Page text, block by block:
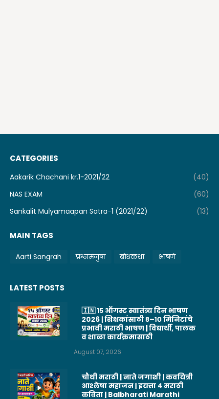
CATEGORIES
Aakarik Chachani kr.1-2021/22
(40)
NAS EXAM
(60)
Sankalit Mulyamaapan Satra-1 (2021/22)
(13)
MAIN TAGS
Aarti Sangrah प्रश्नमंजुषा बोधकथा भाषणे
LATEST POSTS
🇮🇳 १५ ऑगस्ट स्वातंत्र्य दिन भाषण
2026 | शिक्षकांसाठी ८–१० मिनिटांचे
प्रभावी मराठी भाषण | विद्यार्थी, पालक
व शाळा कार्यक्रमासाठी
August 07, 2026
चौथी मराठी | नाते जगाशी | कवयित्री
आश्लेषा महाजन | इयत्ता 4 मराठी
कविता | Balbharati Marathi